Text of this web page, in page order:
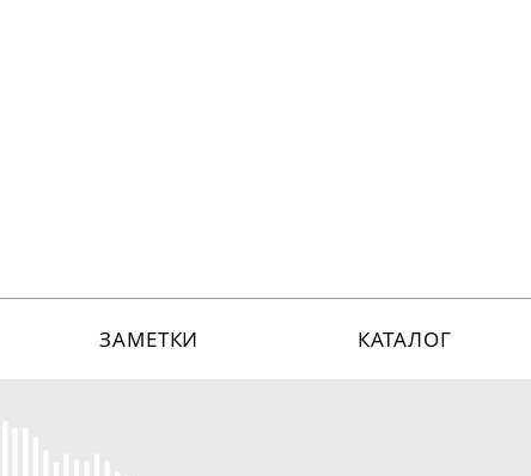
ЗАМЕТКИ КАТАЛОГ